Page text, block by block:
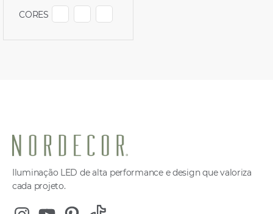
CORES EXIBIR COR P22143
EXIBIR COR P22142 | 4155
EXIBIR COR P22144
Iluminação LED de alta performance e design que valoriza
cada projeto.